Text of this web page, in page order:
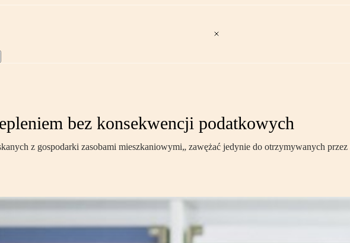
bez konsekwencji podatkowych
z gospodarki zasobami mieszkaniowymi„ zawężać jedynie do otrzymywanych